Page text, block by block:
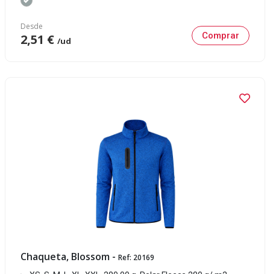
Desde
2,51 € /ud Comprar
Chaqueta, Blossom - Ref: 20169